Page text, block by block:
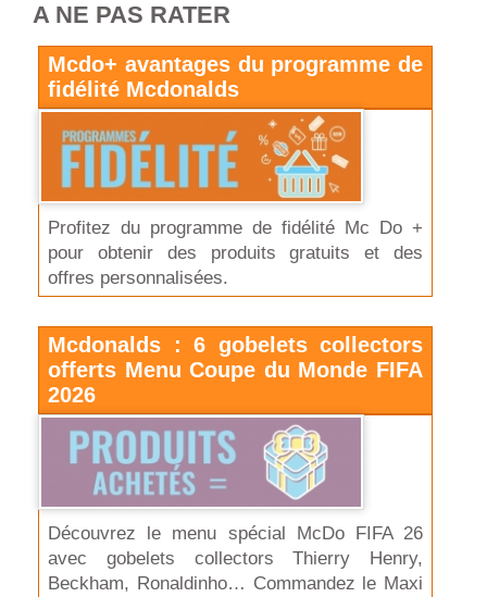
A NE PAS RATER
Mcdo+ avantages du programme de
fidélité Mcdonalds
Profitez du programme de fidélité Mc Do +
pour obtenir des produits gratuits et des
offres personnalisées.
Mcdonalds : 6 gobelets collectors
offerts Menu Coupe du Monde FIFA
2026
Découvrez le menu spécial McDo FIFA 26
avec gobelets collectors Thierry Henry,
Beckham, Ronaldinho… Commandez le Maxi